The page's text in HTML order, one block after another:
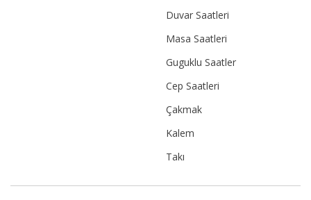
Duvar Saatleri
Masa Saatleri
Guguklu Saatler
Cep Saatleri
Çakmak
Kalem
Takı